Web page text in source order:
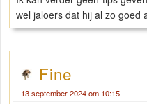
wel jaloers dat hij al zo goed
Fine
13 september 2024 om 10:15